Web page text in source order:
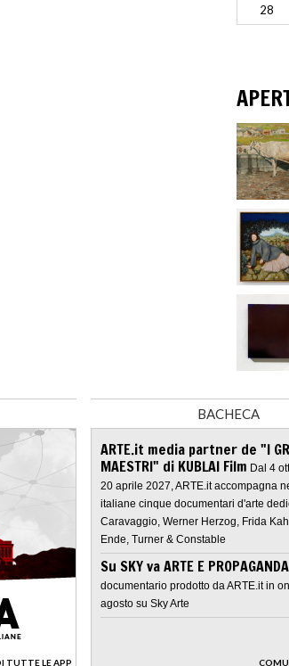
28
TUTTE LE APP
BACHECA
ARTE.it media partner de "I
MAESTRI" di KUBLAI Film Dal 4
20 aprile 2027, ARTE.it accompagna
italiane cinque documentari d'arte
Caravaggio, Werner Herzog, Frida
Ende, Turner & Constable
Su SKY va ARTE E PROPAGANDA
documentario prodotto da ARTE.it in
agosto su Sky Arte